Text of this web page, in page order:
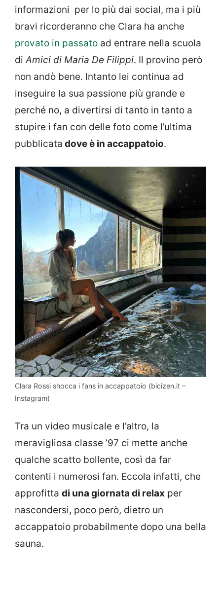
informazioni per lo più dai social, ma i più
bravi ricorderanno che Clara ha anche
provato in passato ad entrare nella scuola
diAmici di Maria De Filippi. Il provino però
non andò bene. Intanto lei continua ad
inseguire la sua passione più grande e
perché no, a divertirsi di tanto in tanto a
stupire i fan con delle foto come l’ultima
pubblicata dove è in accappatoio.
Clara Rossi shocca i fans in accappatoio (bicizen.it –
Instagram)
Tra un video musicale e l’altro, la
meravigliosa classe ’97 ci mette anche
qualche scatto bollente, così da far
contenti i numerosi fan. Eccola infatti, che
approfitta di una giornata di relax per
nascondersi, poco però, dietro un
accappatoio probabilmente dopo una bella
sauna.